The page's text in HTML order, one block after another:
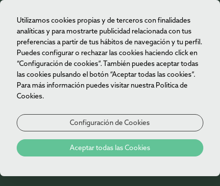
Utilizamos cookies propias y de terceros con finalidades
analíticas y para mostrarte publicidad relacionada con tus
preferencias a partir de tus hábitos de navegación y tu perfil.
Puedes configurar o rechazar las cookies haciendo click en
“Configuración de cookies”. También puedes aceptar todas
las cookies pulsando el botón “Aceptar todas las cookies”.
Para más información puedes visitar nuestra Politica de
Cookies.
Configuración de Cookies
Aceptar todas las Cookies